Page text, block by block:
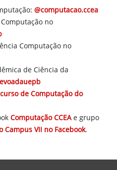
@computacao.ccea
no
Computação no
de Ciência da
de Computação do
Computação CCEAe grupo
Campus VII no Facebook.